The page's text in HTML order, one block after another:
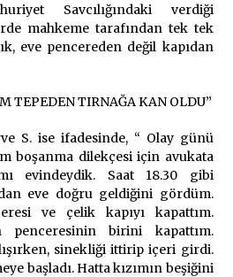
Savcılığındaki verdiği
mahkeme tarafından tek tek
eve pencereden değil kapıdan
TEPEDEN TIRNAĞA KAN OLDU”
S. ise ifadesinde, “ Olay günü
boşanma dilekçesi için avukata
evindeydik. Saat 18.30 gibi
eve doğru geldiğini gördüm.
ve çelik kapıyı kapattım.
penceresinin birini kapattım.
sinekliği ittirip içeri girdi.
başladı. Hatta kızımın beşiğini